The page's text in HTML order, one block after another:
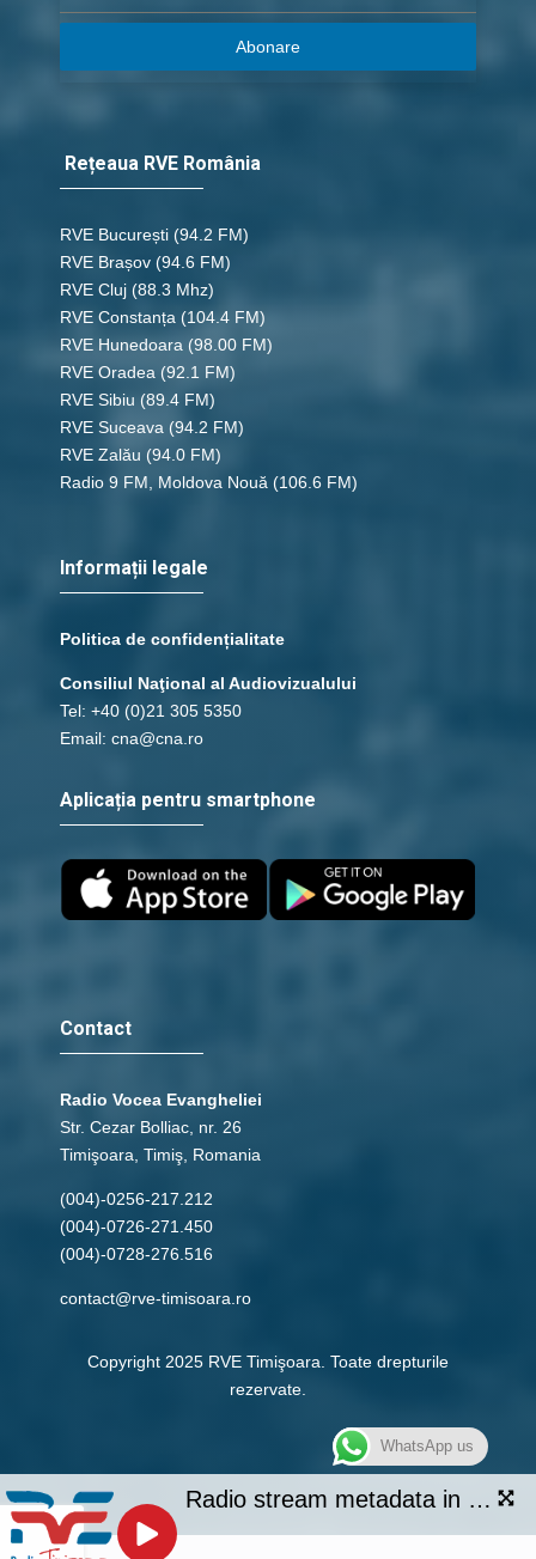
Abonare
Rețeaua RVE România
RVE București (94.2 FM)
RVE Brașov (94.6 FM)
RVE Cluj (88.3 Mhz)
RVE Constanța (104.4 FM)
RVE Hunedoara (98.00 FM)
RVE Oradea (92.1 FM)
RVE Sibiu (89.4 FM)
RVE Suceava (94.2 FM)
RVE Zalău (94.0 FM)
Radio 9 FM, Moldova Nouă (106.6 FM)
Informații legale
Politica de confidențialitate
Consiliul Naţional al Audiovizualului
Tel: +40 (0)21 305 5350
Email: cna@cna.ro
Aplicația pentru smartphone
Contact
Radio Vocea Evangheliei
Str. Cezar Bolliac, nr. 26
Timişoara, Timiş, Romania
(004)-0256-217.212
(004)-0726-271.450
(004)-0728-276.516
contact@rve-timisoara.ro
Copyright 2025 RVE Timişoara. Toate drepturile
rezervate.
Radio stream metadata in not available.
WhatsApp us